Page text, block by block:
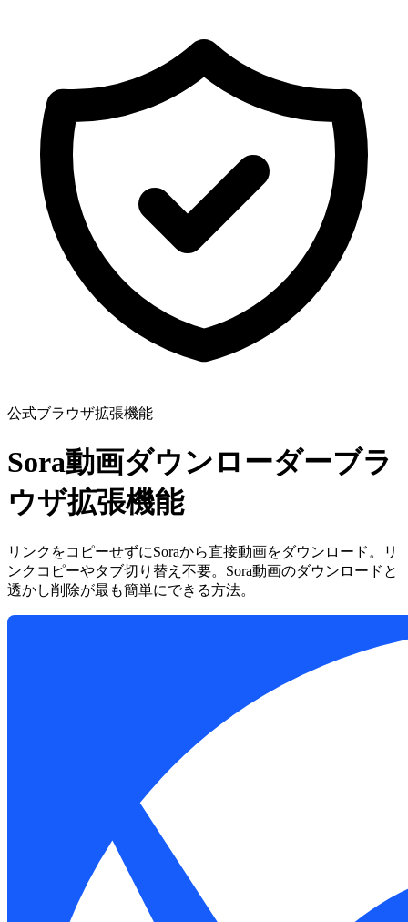
公式ブラウザ拡張機能
Sora動画ダウンローダーブラ
ウザ拡張機能
リンクをコピーせずにSoraから直接動画をダウンロード。リ
ンクコピーやタブ切り替え不要。Sora動画のダウンロードと
透かし削除が最も簡単にできる方法。